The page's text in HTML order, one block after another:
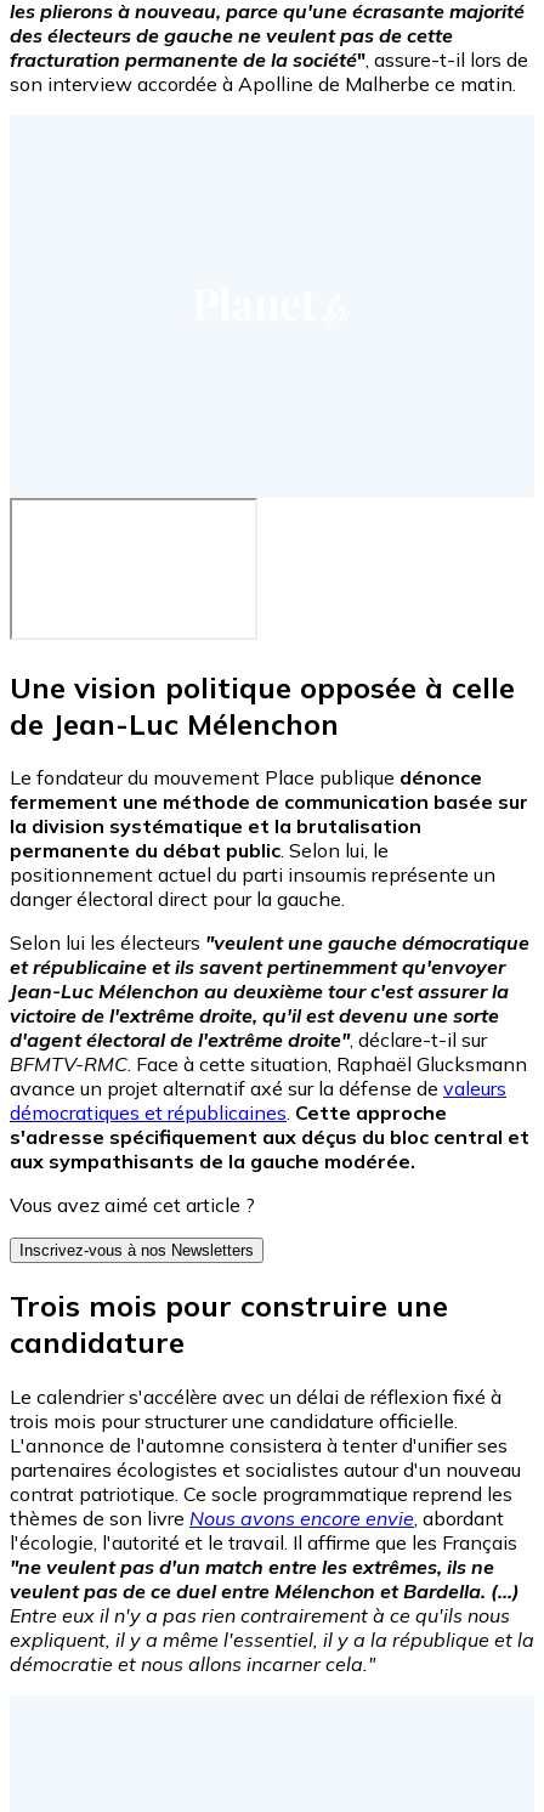
les plierons à nouveau, parce qu'une écrasante majorité
des électeurs de gauche ne veulent pas de cette
fracturation permanente de la société" , assure-t-il lors de
son interview accordée à Apolline de Malherbe ce matin.
Une vision politique opposée à celle
de Jean-Luc Mélenchon
Le fondateur du mouvement Place publique dénonce
fermement une méthode de communication basée sur
la division systématique et la brutalisation
permanente du débat public. Selon lui, le
positionnement actuel du parti insoumis représente un
danger électoral direct pour la gauche.
Selon lui les électeurs "veulent une gauche démocratique
et républicaine et ils savent pertinemment qu'envoyer
Jean-Luc Mélenchon au deuxième tour c'est assurer la
victoire de l'extrême droite, qu'il est devenu une sorte
d'agent électoral de l'extrême droite", déclare-t-il sur
BFMTV-RMC. Face à cette situation, Raphaël Glucksmann
avance un projet alternatif axé sur la défense de valeurs
démocratiques et républicaines. Cette approche
s'adresse spécifiquement aux déçus du bloc central et
aux sympathisants de la gauche modérée.
Vous avez aimé cet article ?
Inscrivez-vous à nos Newsletters
Trois mois pour construire une
candidature
Le calendrier s'accélère avec un délai de réflexion fixé à
trois mois pour structurer une candidature officielle.
L'annonce de l'automne consistera à tenter d'unifier ses
partenaires écologistes et socialistes autour d'un nouveau
contrat patriotique. Ce socle programmatique reprend les
thèmes de son livre Nous avons encore envie, abordant
l'écologie, l'autorité et le travail. Il affirme que les Français
"ne veulent pas d'un match entre les extrêmes, ils ne
veulent pas de ce duel entre Mélenchon et Bardella. (...)
Entre eux il n'y a pas rien contrairement à ce qu'ils nous
expliquent, il y a même l'essentiel, il y a la république et la
démocratie et nous allons incarner cela."